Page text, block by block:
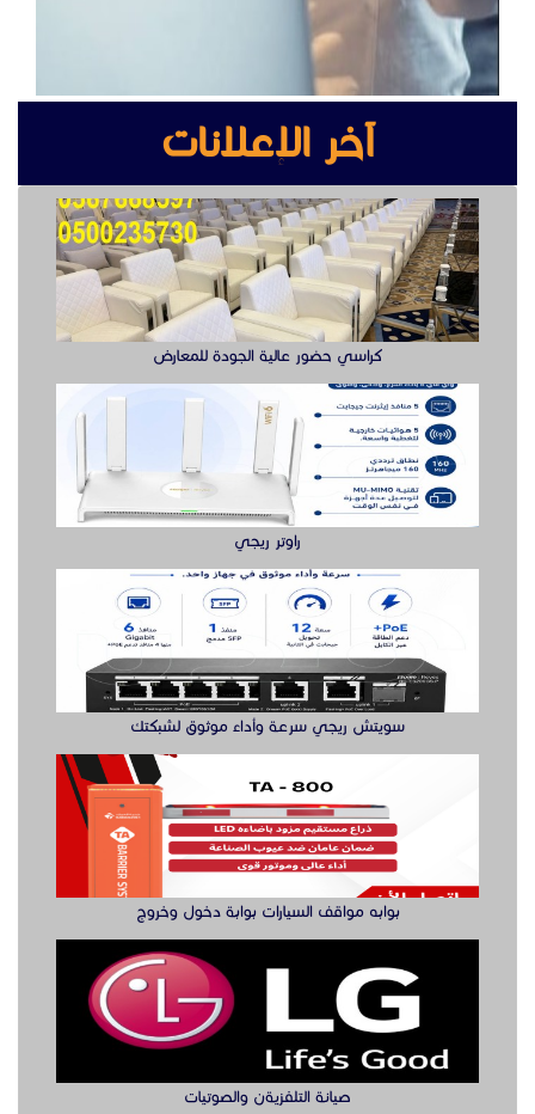
آخر الإعلانات
كراسي حضور عالية الجودة للمعارض
راوتر ريجي
سويتش ريجي سرعة وأداء موثوق لشبكتك
بوابه مواقف السيارات بوابة دخول وخروج
صيانة التلفزيةن والصوتيات